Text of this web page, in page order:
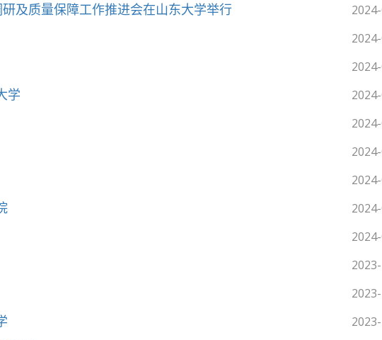
及质量保障工作推进会在山东大学举行
学